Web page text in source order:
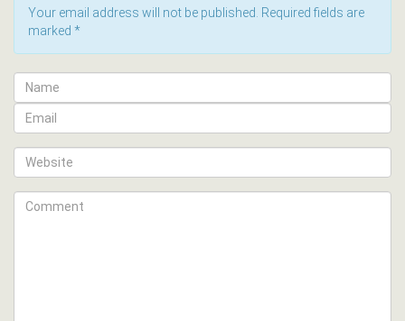
Your email address will not be published. Required fields are
marked *